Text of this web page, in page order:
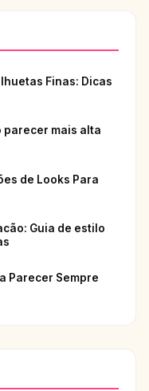
Finas: Dicas
parecer mais alta
de Looks Para
Guia de estilo
Parecer Sempre